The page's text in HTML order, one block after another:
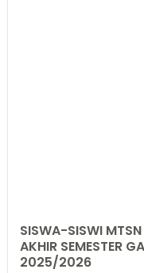
SISWA-SISWI
AKHIR SEMESTER
2025/2026